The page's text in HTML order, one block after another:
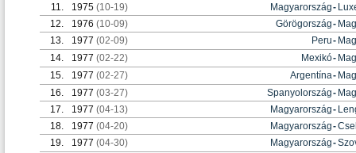
11.
1975 (10-19) Magyarország-
12.
1976 (10-09) Görögország-
13.
1977 (02-09) Peru-
14.
1977 (02-22) Mexikó-
15.
1977 (02-27) Argentína-
16.
1977 (03-27) Spanyolország-
17.
1977 (04-13) Magyarország-
18.
1977 (04-20) Magyarország-
19.
1977 (04-30) Magyarország-